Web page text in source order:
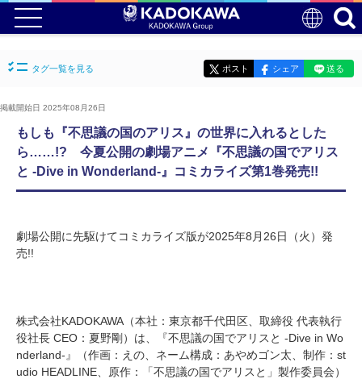
タグ一覧を見る ポスト シェア 送る
掲載開始日 2025年08月26日
もしも『不思議の国のアリス』の世界に入れるとした
ら……!? 今夏公開の劇場アニメ『不思議の国でアリス
と -Dive in Wonderland-』コミカライズ第1巻発売!!
劇場公開に先駆けてコミカライズ版が2025年8月26日（火）発
売!!
株式会社KADOKAWA（本社：東京都千代田区、取締役 代表執行
役社長 CEO：夏野剛）は、『不思議の国でアリスと -Dive in Wo
nderland-』（作画：えの、ネーム構成：あやめゴン太、制作：st
udio HEADLINE、原作：「不思議の国でアリスと」製作委員会）